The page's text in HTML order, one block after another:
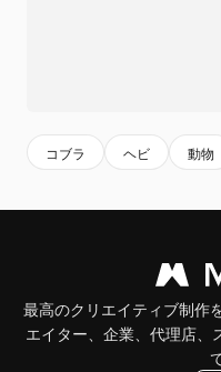
コブラ ヘビ 動物
最高のクリエイティブ制作
エイター、企業、代理店、